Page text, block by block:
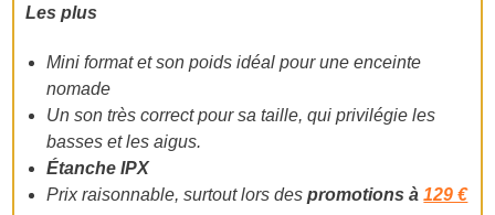
Les plus
Mini format et son poids idéal pour une enceinte
nomade
Un son très correct pour sa taille, qui privilégie les
basses et les aigus.
Étanche IPX
Prix raisonnable, surtout lors des promotions à129 €